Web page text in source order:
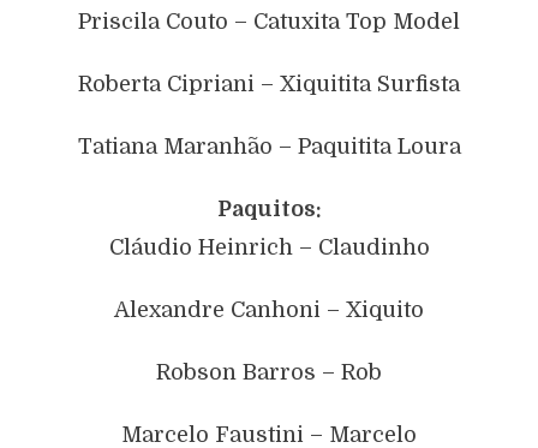
Priscila Couto – Catuxita Top Model
Roberta Cipriani – Xiquitita Surfista
Tatiana Maranhão – Paquitita Loura
Paquitos:
Cláudio Heinrich – Claudinho
Alexandre Canhoni – Xiquito
Robson Barros – Rob
Marcelo Faustini – Marcelo